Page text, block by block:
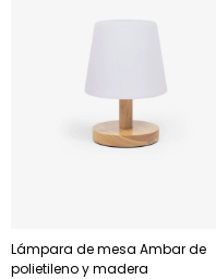
Lámpara de mesa Ambar de
polietileno y madera